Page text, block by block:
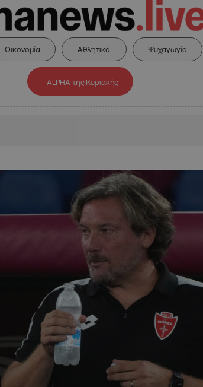
Οικονομία Αθλητικά Ψυχαγωγία
ALPHA της Κυριακής